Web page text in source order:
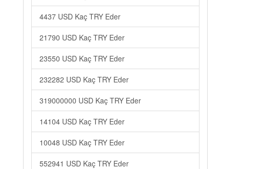
4437 USD Kaç TRY Eder
21790 USD Kaç TRY Eder
23550 USD Kaç TRY Eder
232282 USD Kaç TRY Eder
319000000 USD Kaç TRY Eder
14104 USD Kaç TRY Eder
10048 USD Kaç TRY Eder
552941 USD Kaç TRY Eder